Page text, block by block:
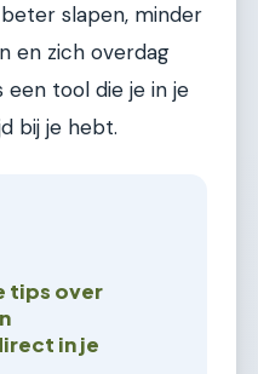
slapen, minder
en zich overdag
een tool die je in je
bij je hebt.
tips over
in je